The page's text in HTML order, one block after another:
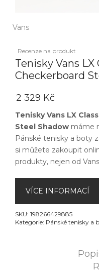
Vans
Recenze na produkt
Tenisky Vans LX
Checkerboard
2 329 Kč
Tenisky Vans LX
Steel Shadow máme
Pánské tenisky a boty
si můžete zakoupit
produkty, nejen od Vans
VÍCE INFORMACÍ
SKU: 198266429885
Kategorie: Pánské tenisky a